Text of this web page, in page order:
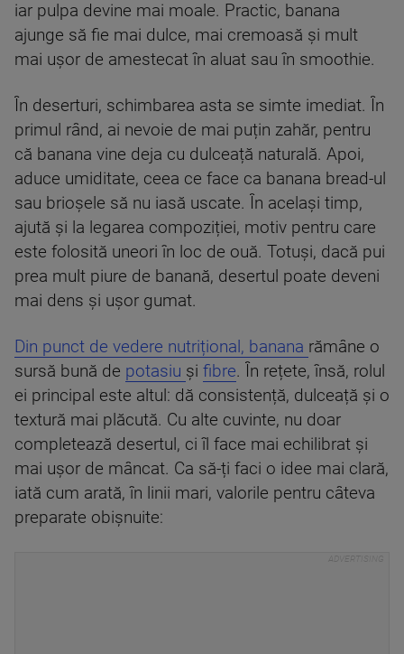
iar pulpa devine mai moale. Practic, banana
ajunge să fie mai dulce, mai cremoasă și mult
mai ușor de amestecat în aluat sau în smoothie.
În deserturi, schimbarea asta se simte imediat. În
primul rând, ai nevoie de mai puțin zahăr, pentru
că banana vine deja cu dulceață naturală. Apoi,
aduce umiditate, ceea ce face ca banana bread-ul
sau brioșele să nu iasă uscate. În același timp,
ajută și la legarea compoziției, motiv pentru care
este folosită uneori în loc de ouă. Totuși, dacă pui
prea mult piure de banană, desertul poate deveni
mai dens și ușor gumat.
Din punct de vedere nutrițional, banana rămâne o
sursă bună de potasiu și fibre. În rețete, însă, rolul
ei principal este altul: dă consistență, dulceață și o
textură mai plăcută. Cu alte cuvinte, nu doar
completează desertul, ci îl face mai echilibrat și
mai ușor de mâncat. Ca să-ți faci o idee mai clară,
iată cum arată, în linii mari, valorile pentru câteva
preparate obișnuite: